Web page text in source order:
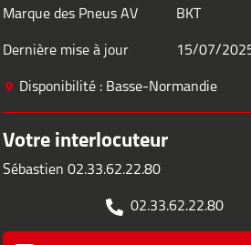
Marque des Pneus AV
BKT
Dernière mise à jour
15/07/
Disponibilité : Basse-Normandie
Votre interlocuteur
Sébastien 02.33.62.22.80
02.33.62.22.80